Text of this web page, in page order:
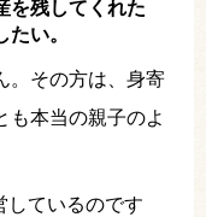
を残してくれた
い。
。その方は、身寄
も本当の親子のよ
しているのです